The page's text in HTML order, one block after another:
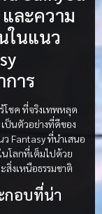
ละความ
ในแนว
าร
โชค ที่จริงเทพหลุด
ป็นตัวอย่างที่ดีของ
Fantasy ที่นำเสนอ
โลกที่เต็มไปด้วย
สิ่งเหนือธรรมชาติ
กอบที่น่า